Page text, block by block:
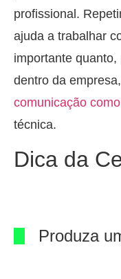
profissional.
ajuda a trabalhar
importante
dentro da
comunicação
técnica.
Dica da
Produza